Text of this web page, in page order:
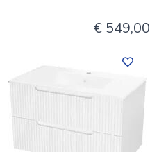
€ 549,00